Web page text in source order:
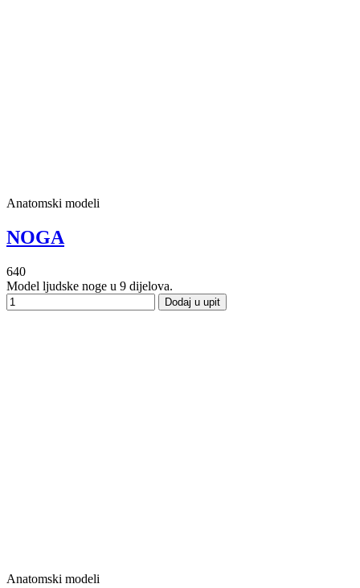
Anatomski modeli
NOGA
640
Model ljudske noge u 9 dijelova.
Dodaj u upit
Anatomski modeli